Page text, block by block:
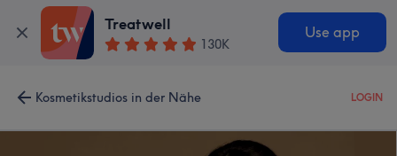
Treatwell
130K
Use app
Kosmetikstudios in der Nähe LOGIN